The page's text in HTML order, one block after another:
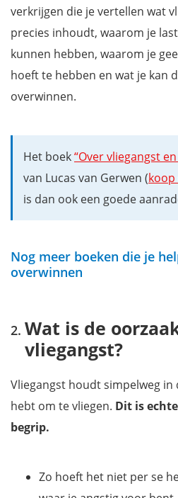
verkrijgen die je vertellen wat
precies inhoudt, waarom je
kunnen hebben, waarom je
hoeft te hebben en wat je kan
overwinnen.
Het boek“Over vliegangst
van Lucas van Gerwen (
is dan ook een goede
Nog meer boeken die je
overwinnen
Wat is de
vliegangst?
Vliegangst houdt simpelweg
hebt om te vliegen. Dit is
begrip.
Zo hoeft het niet per se